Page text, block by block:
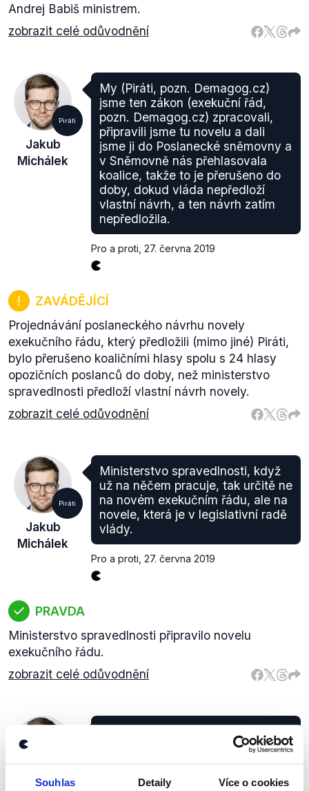
Souhlas Detaily Více o cookies
Andrej Babiš ministrem.
zobrazit celé odůvodnění
Piráti
Jakub
Michálek
My (Piráti, pozn. Demagog.cz)
jsme ten zákon (exekuční řád,
pozn. Demagog.cz) zpracovali,
připravili jsme tu novelu a dali
jsme ji do Poslanecké sněmovny a
v Sněmovně nás přehlasovala
koalice, takže to je přerušeno do
doby, dokud vláda nepředloží
vlastní návrh, a ten návrh zatím
nepředložila.
Pro a proti 27. června 2019
ZAVÁDĚJÍCÍ
Projednávání poslaneckého návrhu novely
exekučního řádu, který předložili (mimo jiné) Piráti,
bylo přerušeno koaličními hlasy spolu s 24 hlasy
opozičních poslanců do doby, než ministerstvo
spravedlnosti předloží vlastní návrh novely.
zobrazit celé odůvodnění
Piráti
Jakub
Michálek
Ministerstvo spravedlnosti, když
už na něčem pracuje, tak určitě ne
na novém exekučním řádu, ale na
novele, která je v legislativní radě
vlády.
Pro a proti 27. června 2019
PRAVDA
Ministerstvo spravedlnosti připravilo novelu
exekučního řádu.
zobrazit celé odůvodnění
Piráti
Jakub
oznamovatelů už se připravoval
přeci, ten byl i v programovém
prohlášení minulé vlády, také se